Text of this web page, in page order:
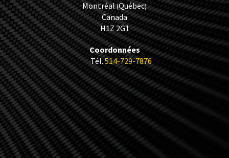
Montréal(Québec)
Canada
H1Z 2G1
Coordonnées
Tél.514-729-7876